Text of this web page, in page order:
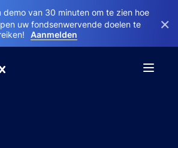
demo van 30 minuten om te zien hoe
uw fondsenwervende doelen te
Aanmelden
×